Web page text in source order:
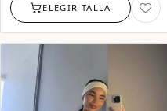
ELEGIR TALLA